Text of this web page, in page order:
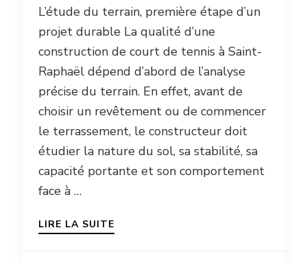
L’étude du terrain, première étape d’un
projet durable La qualité d’une
construction de court de tennis à Saint-
Raphaël dépend d’abord de l’analyse
précise du terrain. En effet, avant de
choisir un revêtement ou de commencer
le terrassement, le constructeur doit
étudier la nature du sol, sa stabilité, sa
capacité portante et son comportement
face à …
LIRE LA SUITE